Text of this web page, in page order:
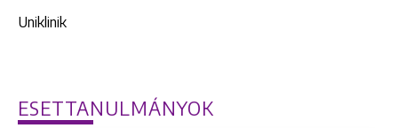
Uniklinik
ESETTANULMÁNYOK